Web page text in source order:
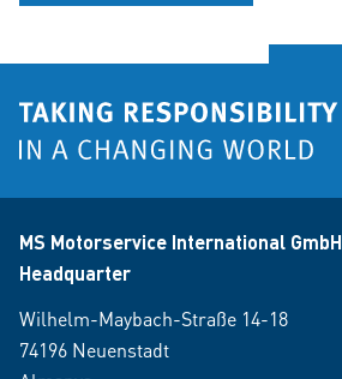
MS Motorservice International GmbH
Headquarter
Wilhelm-Maybach-Straße 14-18
74196 Neuenstadt